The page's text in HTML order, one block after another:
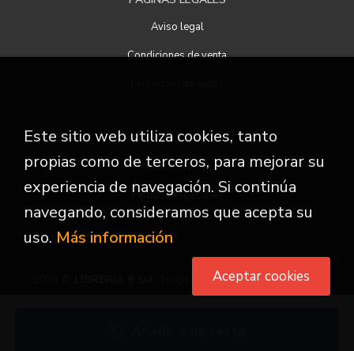
Aviso legal
Condiciones de venta
ATENCIÓN AL CLIENTE
Quiénes somos
Pedidos especiales
. Todos los Derechos Reservados
Este sitio web utiliza cookies, tanto
propias como de terceros, para mejorar su
experiencia de navegación. Si continúa
navegando, consideramos que acepta su
uso. Más información
Aceptar cookies